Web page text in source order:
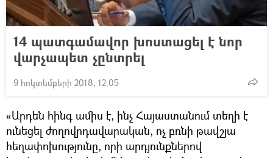
14 պատգամավոր խոստացել է նոր
վարչապետ չընտրել
9 հոկտեմբերի 2018, 12:05
«Արդեն հինգ ամիս է, ինչ Հայաստանում տեղի է
ունեցել ժողովրդավարական, ոչ բռնի թավշյա
հեղափոխությունը, որի արդյունքներով